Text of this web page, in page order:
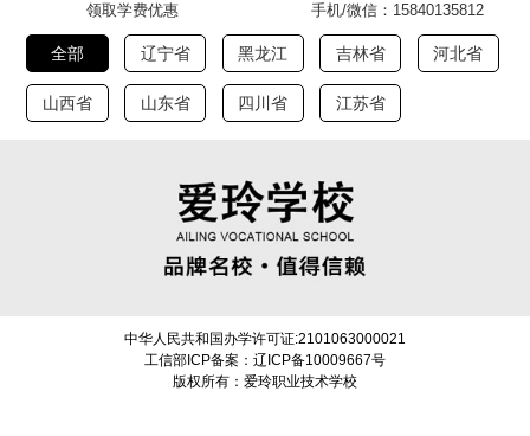
领取学费优惠
手机/微信：15840135812
全部 辽宁省 黑龙江 吉林省 河北省
山西省 山东省 四川省 江苏省
中华人民共和国办学许可证:2101063000021
工信部ICP备案：辽ICP备10009667号
版权所有：爱玲职业技术学校